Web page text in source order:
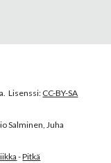
Lisenssi: CC-BY-SA
Salminen, Juha
-Pitkä